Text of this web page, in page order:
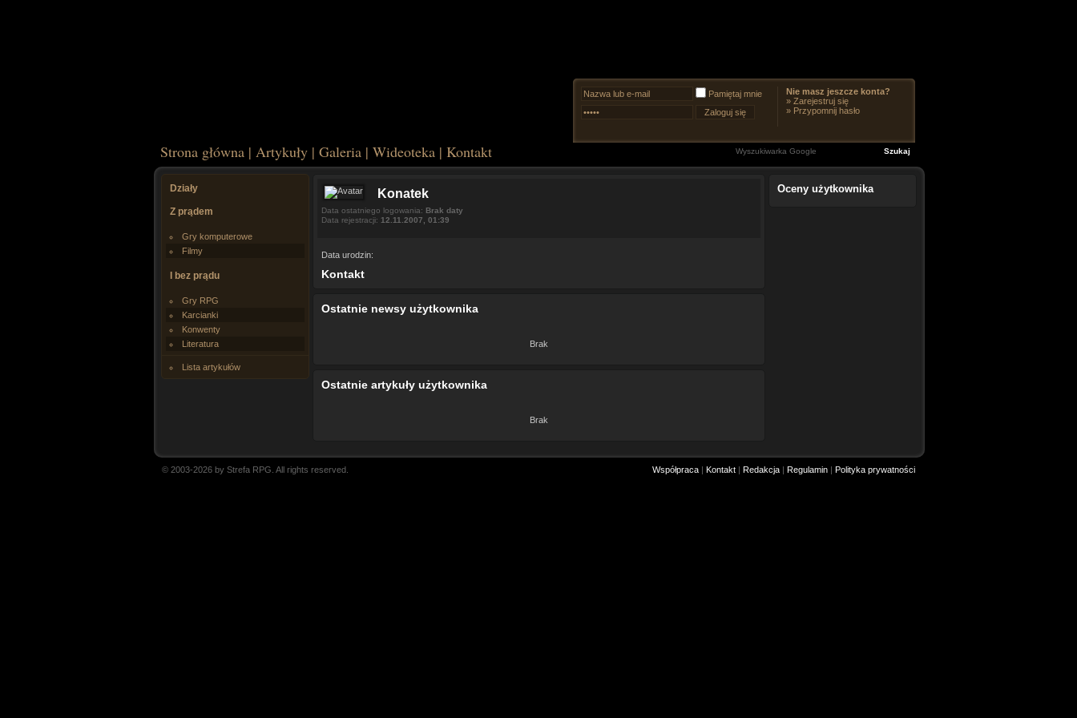
Pamiętaj mnie
Nie masz jeszcze konta?
» Zarejestruj się
» Przypomnij hasło
Strona główna | Artykuły | Galeria | Wideoteka | Kontakt
Działy
Z prądem
Gry komputerowe
Filmy
I bez prądu
Gry RPG
Karcianki
Konwenty
Literatura
Lista artykułów
Konatek
Data ostatniego logowania: Brak daty
Data rejestracji: 12.11.2007, 01:39
Data urodzin:
Kontakt
Ostatnie newsy użytkownika
Brak
Ostatnie artykuły użytkownika
Brak
Oceny użytkownika
© 2003-2026 by Strefa RPG. All rights reserved. Współpraca | Kontakt | Redakcja | Regulamin | Polityka prywatności